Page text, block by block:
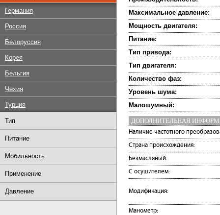
Германия
Россия
Белоруссия
Корея
Бельгия
Чехия
Турция
Тип
Питание
Мобильность
Применение
Давление
Максимальное давление:
Мощность двигателя:
Питание:
Тип привода:
Тип двигателя:
Количество фаз:
Уровень шума:
Малошумный:
ДОПОЛНИТЕЛЬНАЯ
Наличие частотного
Страна происхождения:
Безмасляный:
С осушителем:
Модификация:
Манометр: